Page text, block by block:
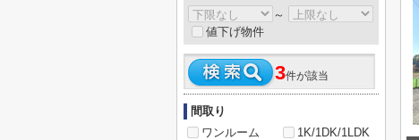
～
値下げ物件
3件が該当
間取り
ワンルーム
1K/1DK/1LDK